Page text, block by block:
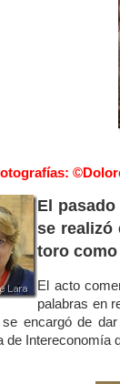
El
se realizó
toro como
El acto
palabras en
se encargó de
de Intereconomía